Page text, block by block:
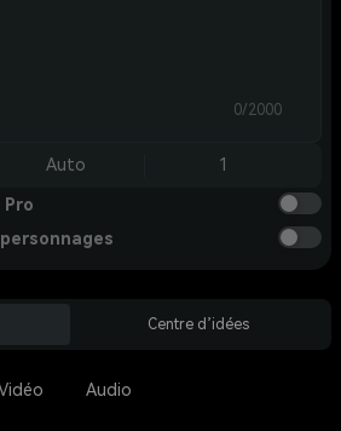
0/2000
Auto 1
Centre d’idées
Audio